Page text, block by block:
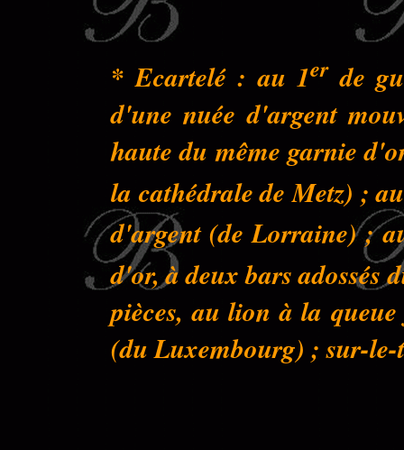
* Ecartelé : au 1erde
d'une nuée d'argent
haute du même garnie
la cathédrale de Metz) ;
d'argent (de Lorraine) ;
d'or, à deux bars adossés
pièces, au lion à la
(du Luxembourg) ; sur-le-